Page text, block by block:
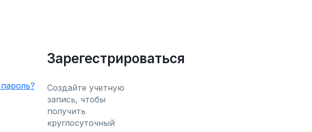
Зарегестрироваться
Создайте учетную
запись, чтобы
получить
круглосуточный